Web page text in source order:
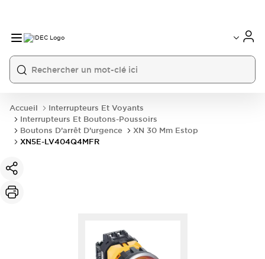
Accueil
Interrupteurs Et Voyants
Interrupteurs Et Boutons-Poussoirs
Boutons D’arrêt D’urgence
XN 30 Mm Estop
XN5E-LV404Q4MFR